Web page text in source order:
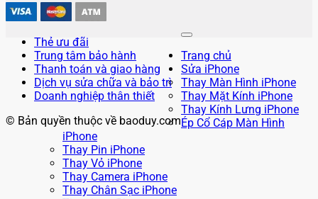
Thẻ ưu đãi
Trung tâm bảo hành
Thanh toán và giao hàng
Dịch vụ sửa chữa và bảo trì
Doanh nghiệp thân thiết
© Bản quyền thuộc về baoduy.com
Trang chủ
Sửa iPhone
Thay Màn Hình iPhone
Thay Mặt Kính iPhone
Thay Kính Lưng iPhone
Ép Cổ Cáp Màn Hình
iPhone
Thay Pin iPhone
Thay Vỏ iPhone
Thay Camera iPhone
Thay Chân Sạc iPhone